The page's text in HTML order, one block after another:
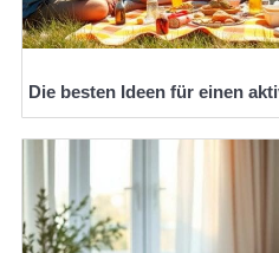
Die besten Ideen für einen